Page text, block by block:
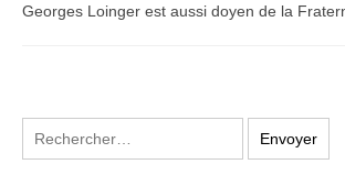
Georges Loinger est aussi doyen de la